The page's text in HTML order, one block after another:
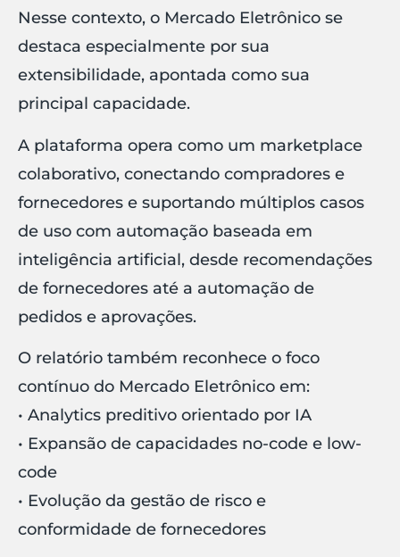
Nesse contexto, o Mercado Eletrônico se
destaca especialmente por sua
extensibilidade, apontada como sua
principal capacidade.
A plataforma opera como um marketplace
colaborativo, conectando compradores e
fornecedores e suportando múltiplos casos
de uso com automação baseada em
inteligência artificial, desde recomendações
de fornecedores até a automação de
pedidos e aprovações.
O relatório também reconhece o foco
contínuo do Mercado Eletrônico em:
• Analytics preditivo orientado por IA
• Expansão de capacidades no-code e low-
code
• Evolução da gestão de risco e
conformidade de fornecedores